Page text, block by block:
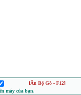
[Ẩn Bộ Gõ - F12]
máy của bạn.